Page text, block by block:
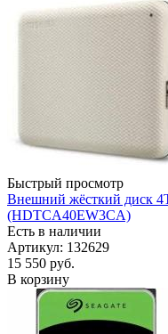
Быстрый просмотр
Внешний жёсткий диск
(HDTCA40EW3CA)
Есть в наличии
Артикул: 132629
15 550 руб.
В корзину